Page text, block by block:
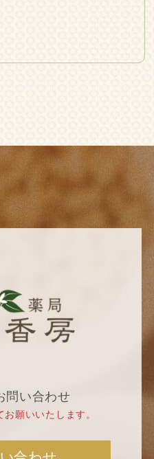
問い合わせ
願いいたします。